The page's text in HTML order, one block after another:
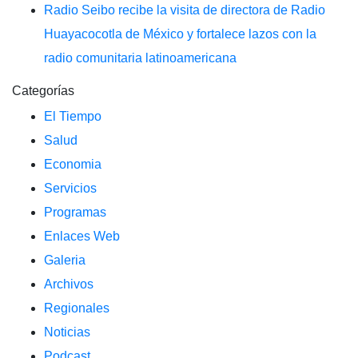
Radio Seibo recibe la visita de directora de Radio
Huayacocotla de México y fortalece lazos con la
radio comunitaria latinoamericana
Categorías
El Tiempo
Salud
Economia
Servicios
Programas
Enlaces Web
Galeria
Archivos
Regionales
Noticias